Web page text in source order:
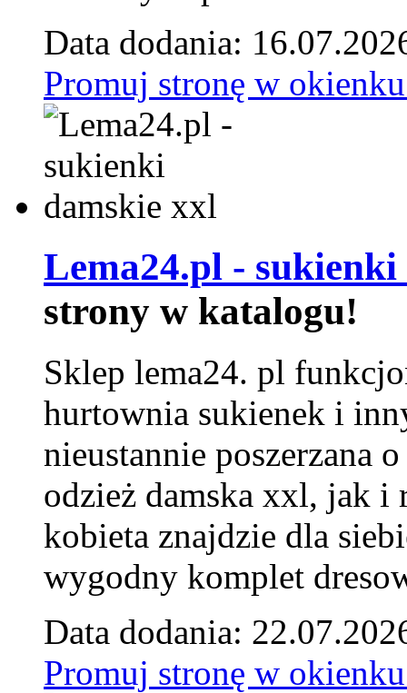
Data dodania:
Promuj stronę w
Lema24.pl -
strony w katalogu!
Sklep lema24. pl
hurtownia sukienek i
nieustannie poszerzana
odzież damska xxl, jak i
kobieta znajdzie dla
wygodny komplet
Data dodania:
Promuj stronę w